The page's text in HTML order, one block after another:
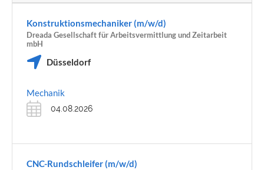
Konstruktionsmechaniker (m/w/d)
Dreada Gesellschaft für Arbeitsvermittlung und Zeitarbeit
mbH
Düsseldorf
Mechanik
04.08.2026
CNC-Rundschleifer (m/w/d)